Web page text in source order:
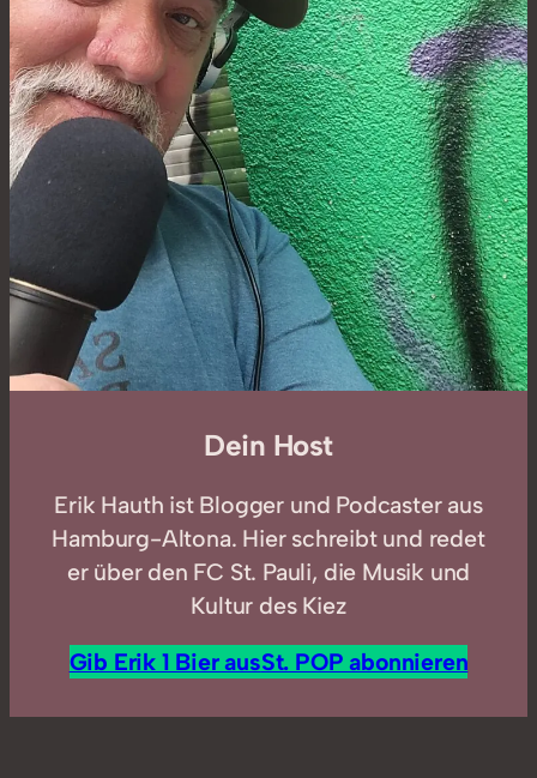
Dein Host
Erik Hauth ist Blogger und Podcaster aus
Hamburg-Altona. Hier schreibt und redet
er über den FC St. Pauli, die Musik und
Kultur des Kiez
Gib Erik 1 Bier ausSt. POP abonnieren